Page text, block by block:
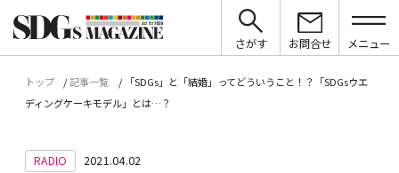
さがす お問合せ メニュー
トップ 記事一覧
「SDGs」と「結婚」ってどういうこと！？「SDGsウエ
ディングケーキモデル」とは…？
RADIO 2021.04.02